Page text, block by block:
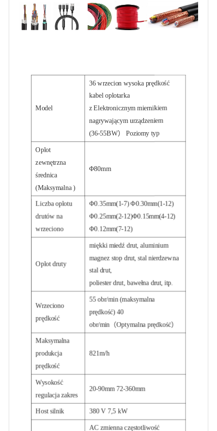
Model
36 wrzecion wysoka prędkość
kabel oplotarka
z Elektronicznym miernikiem
nagrywającym urządzeniem
(36-55BW） Poziomy typ
Oplot
zewnętrzna
średnica
(Maksymalna )
Φ80mm
Liczba oplotu
drutów na
wrzeciono
Φ0.35mm(1-7) Φ0.30mm(1-12)
Φ0.25mm(2-12)Φ0.15mm(4-12)
Φ0.12mm(7-12)
Oplot druty
miękki miedź drut, aluminium
magnez stop drut, stal nierdzewna
stal drut,
poliester drut, bawełna drut, itp.
Wrzeciono
prędkość
55 obr/min (maksymalna
prędkość) 40
obr/min（Optymalna prędkość）
Maksymalna
produkcja
prędkość
821m/h
Wysokość
regulacja zakres
20-90mm 72-360mm
Host silnik 380 V 7,5 kW
AC zmienna częstotliwość